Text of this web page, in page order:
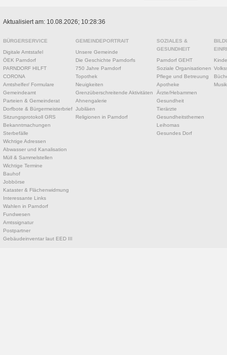
Aktualisiert am: 10.08.2026; 10:28:36
BÜRGERSERVICE
Digitale Amtstafel
ÖEK Parndorf
PARNDORF HILFT
CORONA
Amtshelfer/ Formulare
Gemeindeamt
Parteien & Gemeinderat
Dorfbote & Bürgermeisterbrief
Sitzungsprotokoll GRS
Bekanntmachungen
Sterbefälle
Wichtige Adressen
Abwasser und Kanalisation
Müll & Sammelstellen
Wichtige Termine
Bauhof
Jobbörse
Kataster & Flächenwidmung
Interessante Links
Wahlen in Parndorf
Fundwesen
Amtssignatur
Postpartner
Gebäudeinventar laut EED III
GEMEINDEPORTRAIT
Unsere Gemeinde
Die Geschichte Parndorfs
750 Jahre Parndorf
Topothek
Neuigkeiten
Grenzüberschreitende Aktivitäten
Ahnengalerie
Jubiläen
Religionen in Parndorf
SOZIALES &
GESUNDHEIT
Parndorf GEHT
Soziale Organisationen
Pflege und Betreuung
Apotheke
Ärzte/Hebammen
Gesundheit
Tierärzte
Gesundheitsthemen
Leihomas
Gesundes Dorf